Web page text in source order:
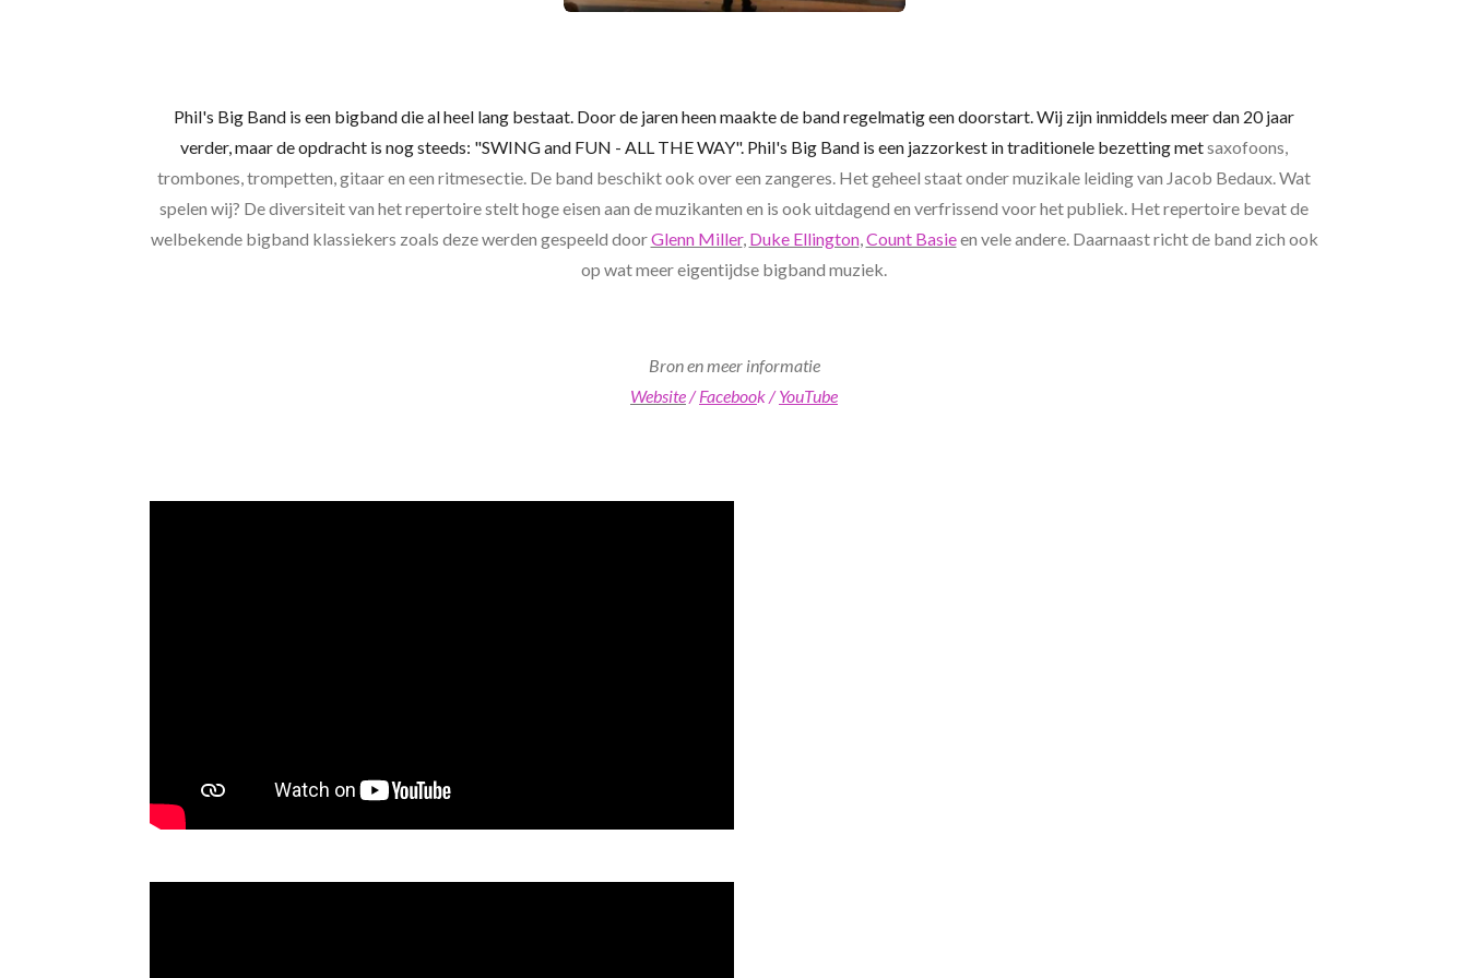
Phil's Big Band is een bigband die al heel lang bestaat. Door de jaren heen maakte de band regelmatig een doorstart. Wij zijn inmiddels meer dan 20 jaar
verder, maar de opdracht is nog steeds: "SWING and FUN - ALL THE WAY". Phil's Big Band is een jazzorkest in traditionele bezetting metsaxofoons,
trombones, trompetten, gitaar en een ritmesectie. De band beschikt ook over een zangeres. Het geheel staat onder muzikale leiding van Jacob Bedaux. Wat
spelen wij? De diversiteit van het repertoire stelt hoge eisen aan de muzikanten en is ook uitdagend en verfrissend voor het publiek. Het repertoire bevat de
welbekende bigband klassiekers zoals deze werden gespeeld doorGlenn Miller, Duke Ellington,Count Basieen vele andere. Daarnaast richt de band zich ook
op wat meer eigentijdse bigband muziek.
Bron en meer informatie
Website/Facebook /YouTube